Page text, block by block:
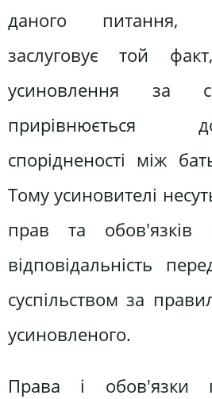
даного питання,
заслуговує той
усиновлення за
прирівнюється
спорідненості між
Тому усиновителі
прав та обов'язків
відповідальність
суспільством за
усиновленого.
Права і обов'язки